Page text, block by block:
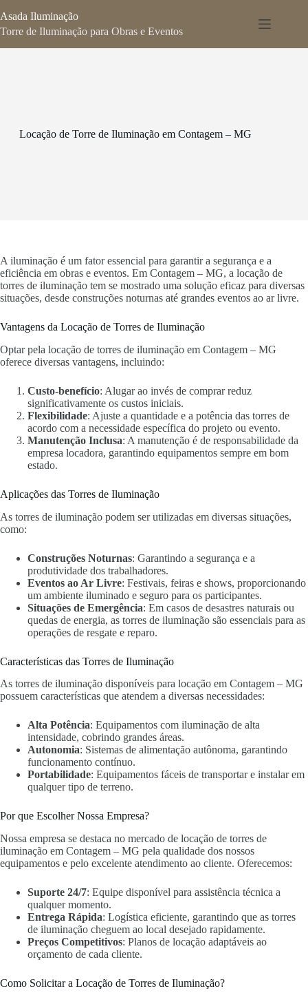
para
o
Asada Iluminação
Torre de Iluminação para Obras e Eventos
Locação de Torre de Iluminação em Contagem – MG
A iluminação é um fator essencial para garantir a segurança e a
eficiência em obras e eventos. Em Contagem – MG, a locação de
torres de iluminação tem se mostrado uma solução eficaz para diversas
situações, desde construções noturnas até grandes eventos ao ar livre.
Vantagens da Locação de Torres de Iluminação
Optar pela locação de torres de iluminação em Contagem – MG
oferece diversas vantagens, incluindo:
Custo-benefício: Alugar ao invés de comprar reduz
significativamente os custos iniciais.
Flexibilidade: Ajuste a quantidade e a potência das torres de
acordo com a necessidade específica do projeto ou evento.
Manutenção Inclusa: A manutenção é de responsabilidade da
empresa locadora, garantindo equipamentos sempre em bom
estado.
Aplicações das Torres de Iluminação
As torres de iluminação podem ser utilizadas em diversas situações,
como:
Construções Noturnas: Garantindo a segurança e a
produtividade dos trabalhadores.
Eventos ao Ar Livre: Festivais, feiras e shows, proporcionando
um ambiente iluminado e seguro para os participantes.
Situações de Emergência: Em casos de desastres naturais ou
quedas de energia, as torres de iluminação são essenciais para as
operações de resgate e reparo.
Características das Torres de Iluminação
As torres de iluminação disponíveis para locação em Contagem – MG
possuem características que atendem a diversas necessidades:
Alta Potência: Equipamentos com iluminação de alta
intensidade, cobrindo grandes áreas.
Autonomia: Sistemas de alimentação autônoma, garantindo
funcionamento contínuo.
Portabilidade: Equipamentos fáceis de transportar e instalar em
qualquer tipo de terreno.
Por que Escolher Nossa Empresa?
Nossa empresa se destaca no mercado de locação de torres de
iluminação em Contagem – MG pela qualidade dos nossos
equipamentos e pelo excelente atendimento ao cliente. Oferecemos:
Suporte 24/7: Equipe disponível para assistência técnica a
qualquer momento.
Entrega Rápida: Logística eficiente, garantindo que as torres
de iluminação cheguem ao local desejado rapidamente.
Preços Competitivos: Planos de locação adaptáveis ao
orçamento de cada cliente.
Como Solicitar a Locação de Torres de Iluminação?